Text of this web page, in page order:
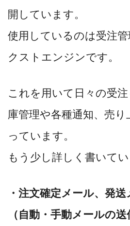
開しています。
使用しているのは受注
クストエンジンです。
これを用いて日々の受
庫管理や各種通知、売
っています。
もう少し詳しく書いてい
・注文確定メール、発
（自動・手動メールの送